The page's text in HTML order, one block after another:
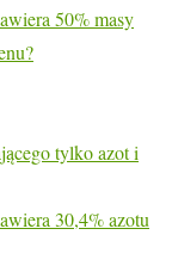
50% masy
tylko azot i
30,4% azotu